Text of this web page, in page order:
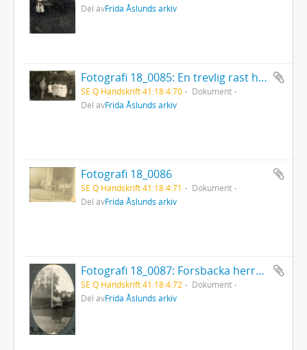
Del avFrida Åslunds arkiv
Fotografi 18_0085: En trevlig rast hos Anners i Forsbacka under en biltur till Gevle
SE Q Handskrift 41:18:4:70
Dokument
Del avFrida Åslunds arkiv
Fotografi 18_0086
SE Q Handskrift 41:18:4:71
Dokument
Del avFrida Åslunds arkiv
Fotografi 18_0087: Forsbacka herrgård
SE Q Handskrift 41:18:4:72
Dokument
Del avFrida Åslunds arkiv